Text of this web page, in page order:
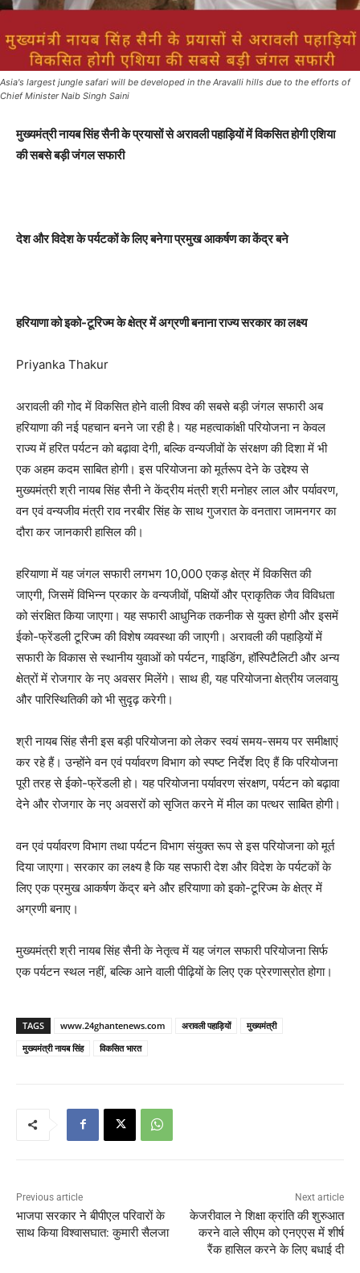
Asia's largest jungle safari will be developed in the Aravalli hills due to the efforts of
Chief Minister Naib Singh Saini
मुख्यमंत्री नायब सिंह सैनी के प्रयासों से अरावली पहाड़ियों में विकसित होगी एशिया
की सबसे बड़ी जंगल सफारी
देश और विदेश के पर्यटकों के लिए बनेगा प्रमुख आकर्षण का केंद्र बने
हरियाणा को इको-टूरिज्म के क्षेत्र में अग्रणी बनाना राज्य सरकार का लक्ष्य
Priyanka Thakur
अरावली की गोद में विकसित होने वाली विश्व की सबसे बड़ी जंगल सफारी अब
हरियाणा की नई पहचान बनने जा रही है। यह महत्वाकांक्षी परियोजना न केवल
राज्य में हरित पर्यटन को बढ़ावा देगी, बल्कि वन्यजीवों के संरक्षण की दिशा में भी
एक अहम कदम साबित होगी। इस परियोजना को मूर्तरूप देने के उद्देश्य से
मुख्यमंत्री श्री नायब सिंह सैनी ने केंद्रीय मंत्री श्री मनोहर लाल और पर्यावरण,
वन एवं वन्यजीव मंत्री राव नरबीर सिंह के साथ गुजरात के वनतारा जामनगर का
दौरा कर जानकारी हासिल की।
हरियाणा में यह जंगल सफारी लगभग 10,000 एकड़ क्षेत्र में विकसित की
जाएगी, जिसमें विभिन्न प्रकार के वन्यजीवों, पक्षियों और प्राकृतिक जैव विविधता
को संरक्षित किया जाएगा। यह सफारी आधुनिक तकनीक से युक्त होगी और इसमें
ईको-फ्रेंडली टूरिज्म की विशेष व्यवस्था की जाएगी। अरावली की पहाड़ियों में
सफारी के विकास से स्थानीय युवाओं को पर्यटन, गाइडिंग, हॉस्पिटैलिटी और अन्य
क्षेत्रों में रोजगार के नए अवसर मिलेंगे। साथ ही, यह परियोजना क्षेत्रीय जलवायु
और पारिस्थितिकी को भी सुदृढ़ करेगी।
श्री नायब सिंह सैनी इस बड़ी परियोजना को लेकर स्वयं समय-समय पर समीक्षाएं
कर रहे हैं। उन्होंने वन एवं पर्यावरण विभाग को स्पष्ट निर्देश दिए हैं कि परियोजना
पूरी तरह से ईको-फ्रेंडली हो। यह परियोजना पर्यावरण संरक्षण, पर्यटन को बढ़ावा
देने और रोजगार के नए अवसरों को सृजित करने में मील का पत्थर साबित होगी।
वन एवं पर्यावरण विभाग तथा पर्यटन विभाग संयुक्त रूप से इस परियोजना को मूर्त
दिया जाएगा। सरकार का लक्ष्य है कि यह सफारी देश और विदेश के पर्यटकों के
लिए एक प्रमुख आकर्षण केंद्र बने और हरियाणा को इको-टूरिज्म के क्षेत्र में
अग्रणी बनाए।
मुख्यमंत्री श्री नायब सिंह सैनी के नेतृत्व में यह जंगल सफारी परियोजना सिर्फ
एक पर्यटन स्थल नहीं, बल्कि आने वाली पीढ़ियों के लिए एक प्रेरणास्रोत होगा।
TAGS www.24ghantenews.com अरावली पहाड़ियों
मुख्यमंत्री
मुख्यमंत्री नायब सिंह
विकसित भारत
Previous article
भाजपा सरकार ने बीपीएल परिवारों के
साथ किया विश्वासघात: कुमारी सैलजा
Next article
केजरीवाल ने शिक्षा क्रांति की शुरुआत
करने वाले सीएम को एनएएस में शीर्ष
रैंक हासिल करने के लिए बधाई दी